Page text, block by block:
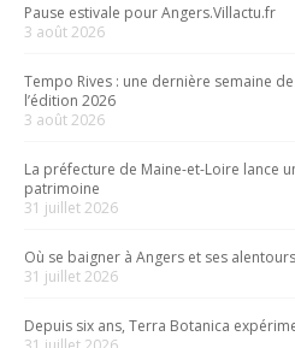
Pause estivale pour Angers.Villactu.fr
3 août 2026
Tempo Rives : une dernière semaine
l’édition 2026
3 août 2026
La préfecture de Maine-et-Loire lance
patrimoine
31 juillet 2026
Où se baigner à Angers et ses
31 juillet 2026
Depuis six ans, Terra Botanica